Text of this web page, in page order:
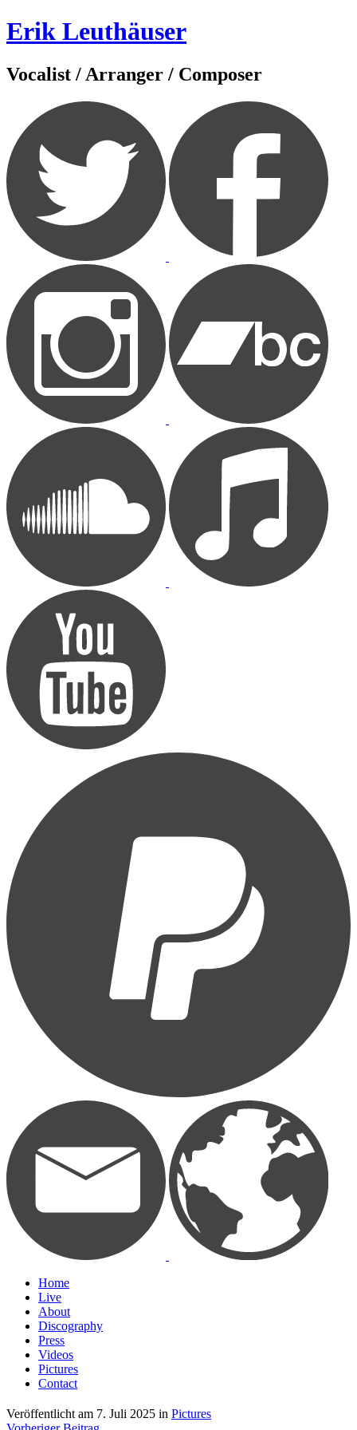
Zum
Inhalt
Erik Leuthäuser
Vocalist / Arranger / Composer
Home
Live
About
Discography
Press
Videos
Pictures
Contact
Veröffentlicht am 7. Juli 2025 in Pictures